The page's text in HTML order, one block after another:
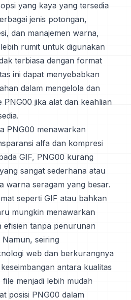
yang kaya yang tersedia
jenis potongan,
dan manajemen warna,
rumit untuk digunakan
terbiasa dengan format
ini dapat menyebabkan
dalam mengelola dan
PNG00 jika alat dan keahlian
PNG00 menawarkan
alfa dan kompresi
GIF, PNG00 kurang
sangat sederhana atau
warna seragam yang besar.
seperti GIF atau bahkan
mungkin menawarkan
efisien tanpa penurunan
seiring
web dan berkurangnya
antara kualitas
menjadi lebih mudah
posisi PNG00 dalam